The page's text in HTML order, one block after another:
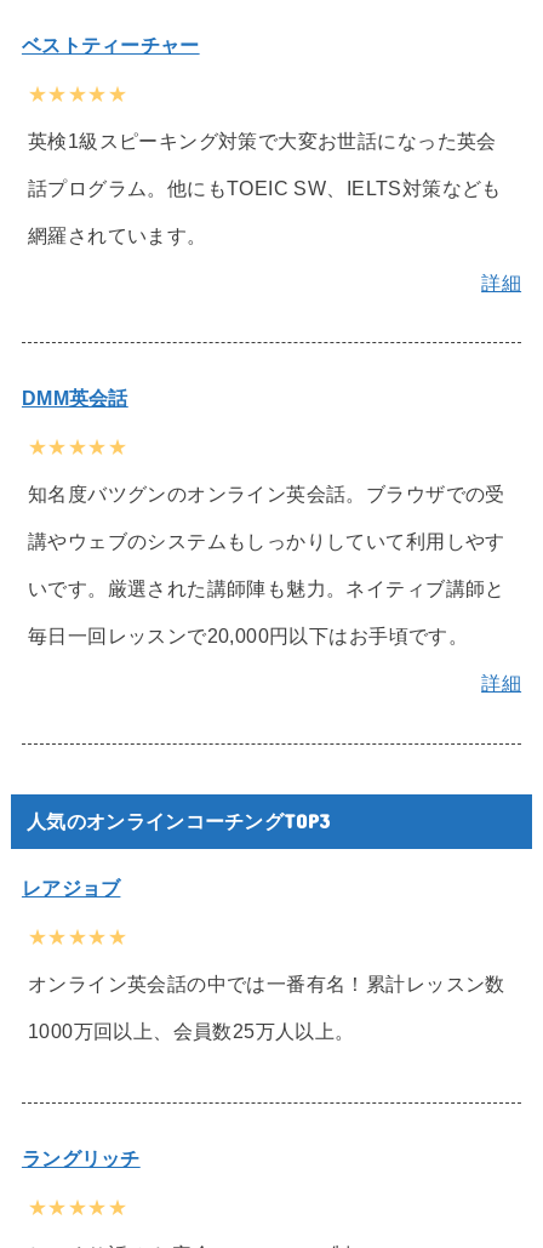
ベストティーチャー
★★★★★
英検1級スピーキング対策で大変お世話になった英会
話プログラム。他にもTOEIC SW、IELTS対策なども
網羅されています。
詳細
DMM英会話
★★★★★
知名度バツグンのオンライン英会話。ブラウザでの受
講やウェブのシステムもしっかりしていて利用しやす
いです。厳選された講師陣も魅力。ネイティブ講師と
毎日一回レッスンで20,000円以下はお手頃です。
詳細
人気のオンラインコーチングTOP3
レアジョブ
★★★★★
オンライン英会話の中では一番有名！累計レッスン数
1000万回以上、会員数25万人以上。
ラングリッチ
★★★★★